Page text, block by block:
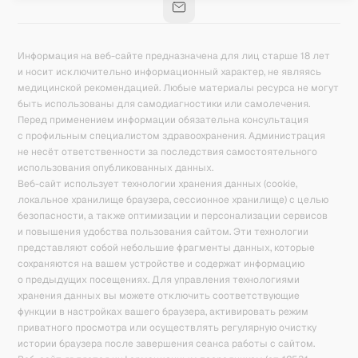
Информация на веб-сайте предназначена для лиц старше 18 лет
и носит исключительно информационный характер, не являясь
медицинской рекомендацией. Любые материалы ресурса не могут
быть использованы для самодиагностики или самолечения.
Перед применением информации обязательна консультация
с профильным специалистом здравоохранения. Администрация
не несёт ответственности за последствия самостоятельного
использования опубликованных данных.
Веб-сайт использует технологии хранения данных (cookie,
локальное хранилище браузера, сессионное хранилище) с целью
безопасности, а также оптимизации и персонализации сервисов
и повышения удобства пользования сайтом. Эти технологии
представляют собой небольшие фрагменты данных, которые
сохраняются на вашем устройстве и содержат информацию
о предыдущих посещениях. Для управления технологиями
хранения данных вы можете отключить соответствующие
функции в настройках вашего браузера, активировать режим
приватного просмотра или осуществлять регулярную очистку
истории браузера после завершения сеанса работы с сайтом.